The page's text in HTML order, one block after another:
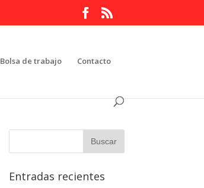
Bolsa de trabajo Contacto
Entradas recientes